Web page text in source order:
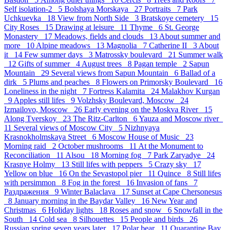
Self isolation-2 5 Bolshaya Morskaya 27 Portraits 7 Park
Uchkuevka 18 View from North Side 3 Bratskoye cemetery 15
City Roses 15 Drawing at leisure 11 Thyme 6 St. George
Monastery 17 Meadows, fields and clouds 13 About summer and
more 10 Alpine meadows 13 Magnolia 7 Catherine II 3 About
it 14 Few summer days 3 Matrossky boulevard 21 Summer walk
12 Gifts of summer 4 August trees 8 Pagan temple 2 Sapun
Mountain 29 Several views from Sapun Mountain 6 Ballad of a
dirk 5 Plums and peaches 8 Flowers on Primorsky Boulevard 16
Loneliness in the night 7 Fortress Kalamita 24 Malakhov Kurgan
9 Apples still lifes 9 Volzhsky Boulevard, Moscow 24
Izmailovo, Moscow 26 Early evening on the Moskva River 15
Along Tverskoy 23 The Ritz-Carlton 6Yauza and Moscow river
11 Several views of Moscow City 5 Nizhnyaya
Krasnokholmskaya Street 6 Moscow House of Music 23
Morning raid 2 October mushrooms 11 At the Monument to
Reconciliation 11 Alsou 18 Morning fog 7 Park Zaryadye 24
Krasnye Holmy 13 Still lifes with peppers 5 Crazy sky 17
Yellow on blue 16 On the Sevastopol pier 11 Quince 8 Still lifes
with persimmon 8 Fog in the forest 16 Invasion of fans 7
Раздражения 9 Winter Balaclava 17 Sunset at Cape Chersonesus
8 January morning in the Baydar Valley 16 New Year and
Christmas 6 Holiday lights 18 Roses and snow 6 Snowfall in the
South 14 Cold sea 8 Silhouettes 15 People and birds 26
Russian spring seven years later 17 Polar bear 11 Quarantine Bay